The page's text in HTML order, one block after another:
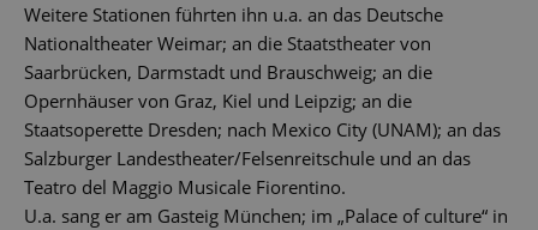
Weitere Stationen führten ihn u.a. an das Deutsche
Nationaltheater Weimar; an die Staatstheater von
Saarbrücken, Darmstadt und Brauschweig; an die
Opernhäuser von Graz, Kiel und Leipzig; an die
Staatsoperette Dresden; nach Mexico City (UNAM); an das
Salzburger Landestheater/Felsenreitschule und an das
Teatro del Maggio Musicale Fiorentino.
U.a. sang er am Gasteig München; im „Palace of culture“ in